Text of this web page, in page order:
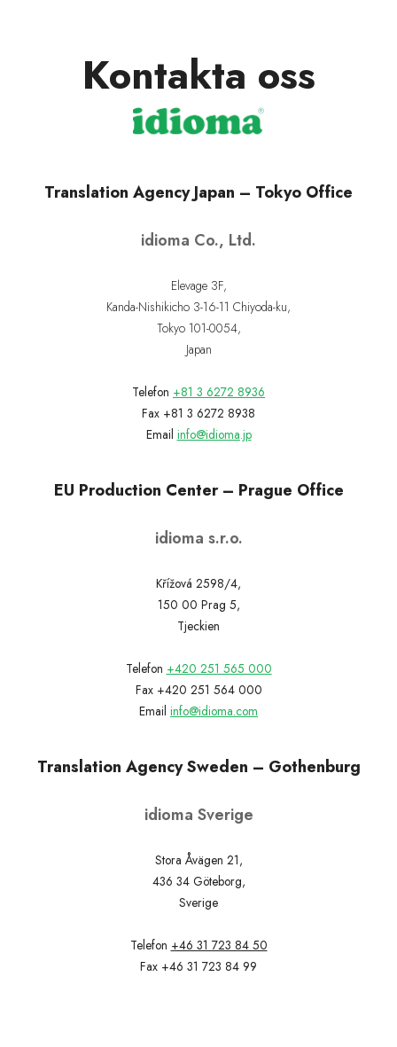
Kontakta oss
Translation Agency Japan – Tokyo Office
idioma Co., Ltd.
Elevage 3F,
Kanda-Nishikicho 3-16-11 Chiyoda-ku,
Tokyo 101-0054,
Japan
Telefon +81 3 6272 8936
Fax +81 3 6272 8938
Email info@idioma.jp
EU Production Center – Prague Office
idioma s.r.o.
Křížová 2598/4,
150 00 Prag 5,
Tjeckien
Telefon +420 251 565 000
Fax +420 251 564 000
Email info@idioma.com
Translation Agency Sweden – Gothenburg
idioma Sverige
Stora Åvägen 21,
436 34 Göteborg,
Sverige
Telefon +46 31 723 84 50
Fax +46 31 723 84 99